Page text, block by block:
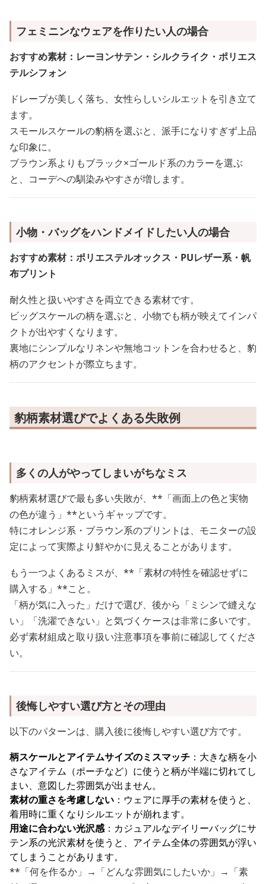
フェミニンなウェアを作りたい人の場合
おすすめ素材：レーヨンサテン・シルクライク・ポリエス
テルシフォン
ドレープが美しく落ち、女性らしいシルエットを引き立て
ます。
スモールスケールの豹柄を選ぶと、派手になりすぎず上品
な印象に。
ブラウン系よりもブラック×ゴールド系のカラーを選ぶ
と、コーデへの馴染みやすさが増します。
小物・バッグをハンドメイドしたい人の場合
おすすめ素材：ポリエステルオックス・PUレザー系・帆
布プリント
耐久性と扱いやすさを両立できる素材です。
ビッグスケールの柄を選ぶと、小物でも柄が映えてインパ
クトが出やすくなります。
裏地にシンプルなリネンや無地コットンを合わせると、豹
柄のアクセントが際立ちます。
豹柄素材選びでよくある失敗例
多くの人がやってしまいがちなミス
豹柄素材選びで最も多い失敗が、**「画面上の色と実物
の色が違う」**というギャップです。
特にオレンジ系・ブラウン系のプリントは、モニターの設
定によって実際より鮮やかに見えることがあります。
もう一つよくあるミスが、**「素材の特性を確認せずに
購入する」**こと。
「柄が気に入った」だけで選び、後から「ミシンで縫えな
い」「洗濯できない」と気づくケースは非常に多いです。
必ず素材組成と取り扱い注意事項を事前に確認してくださ
い。
後悔しやすい選び方とその理由
以下のパターンは、購入後に後悔しやすい選び方です。
柄スケールとアイテムサイズのミスマッチ ：大きな柄を小
さなアイテム（ポーチなど）に使うと柄が半端に切れてし
まい、意図した雰囲気が出ません。
素材の重さを考慮しない ：ウェアに厚手の素材を使うと、
着用時に重くなりシルエットが崩れます。
用途に合わない光沢感：カジュアルなデイリーバッグにサ
テン系の光沢素材を使うと、アイテム全体の雰囲気が浮い
てしまうことがあります。
**「何を作るか」→「どんな雰囲気にしたいか」→「素